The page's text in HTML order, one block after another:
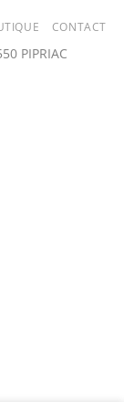
CONTACT
PIPRIAC